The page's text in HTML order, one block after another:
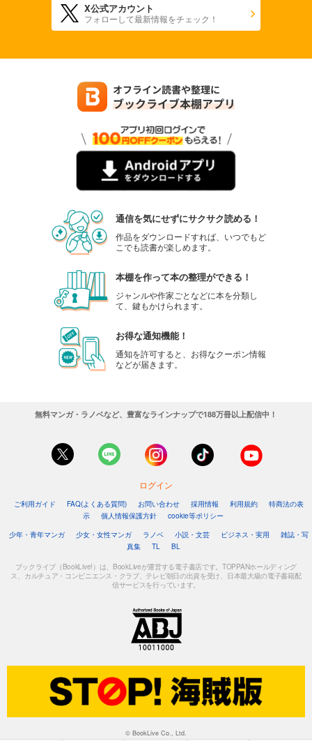
X公式アカウント
フォローして最新情報をチェック！
通信を気にせずにサクサク読める！
作品をダウンロードすれば、いつでもど
こでも読書が楽しめます。
本棚を作って本の整理ができる！
ジャンルや作家ごとなどに本を分類し
て、鍵もかけられます。
お得な通知機能！
通知を許可すると、お得なクーポン情報
などが届きます。
無料マンガ・ラノベなど、豊富なラインナップで188万冊以上配信中！
ログイン
ご利用ガイド FAQ(よくある質問) お問い合わせ 採用情報 利用規約
特商法の表
示
個人情報保護方針
cookie等ポリシー
少年・青年マンガ
少女・女性マンガ ラノベ 小説・文芸 ビジネス・実用
雑誌・写
真集
TL BL
ブックライブ（BookLive!）は、BookLiveが運営する電子書店です。TOPPANホールディング
ス、カルチュア・コンビニエンス・クラブ、テレビ朝日の出資を受け、日本最大級の電子書籍配
信サービスを行っています。
© BookLive Co., Ltd.